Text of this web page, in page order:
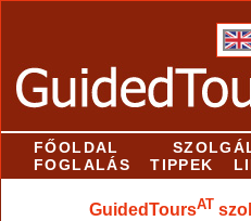
FŐOLDAL
FOGLALÁS
TIPPEK
GuidedToursAT